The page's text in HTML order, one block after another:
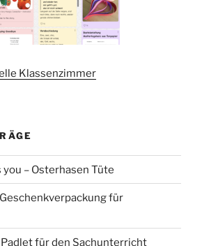
Klassenzimmer
– Osterhasen Tüte
für
für den Sachunterricht